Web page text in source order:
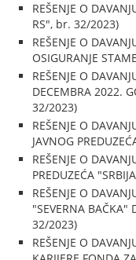
REŠENJE O
RS", br. 32/2023)
REŠENJE O
OSIGURANJE
REŠENJE O
DECEMBRA 2022.
32/2023)
REŠENJE O
JAVNOG
REŠENJE O
PREDUZEĆA
REŠENJE O
"SEVERNA
32/2023)
REŠENJE O